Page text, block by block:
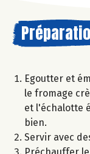
Egoutter et
le fromage
et l'échalotte
bien.
Servir avec